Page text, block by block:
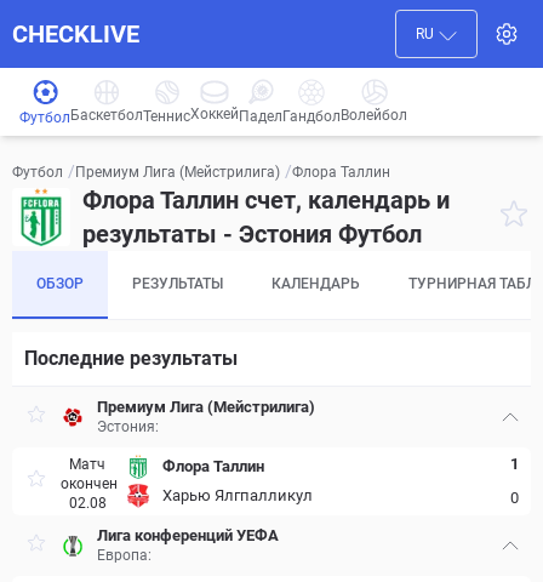
CHECKLIVE RU
Футбол БаскетболТеннисХоккей ПаделГандбол Волейбол
Футбол / Премиум Лига (Мейстрилига) /Флора Таллин
Флора Таллин счет, календарь и
результаты - Эстония Футбол
ОБЗОР РЕЗУЛЬТАТЫ КАЛЕНДАРЬ ТУРНИРНАЯ
Последние результаты
Эстония:
Премиум Лига (Мейстрилига)
Матч
окончен
02.08
Флора Таллин
Харью Ялгпалликул
1
0
Европа:
Лига конференций УЕФА